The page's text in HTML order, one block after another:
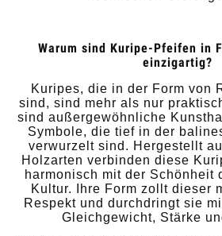
Warum sind Kuripe-Pfeifen in
einzigartig?
Kuripes, die in der Form von
sind, sind mehr als nur
sind außergewöhnliche
Symbole, die tief in der
verwurzelt sind. Hergestellt
Holzarten verbinden diese
harmonisch mit der Schönheit
Kultur. Ihre Form zollt dieser
Respekt und durchdringt sie
Gleichgewicht, Stärke